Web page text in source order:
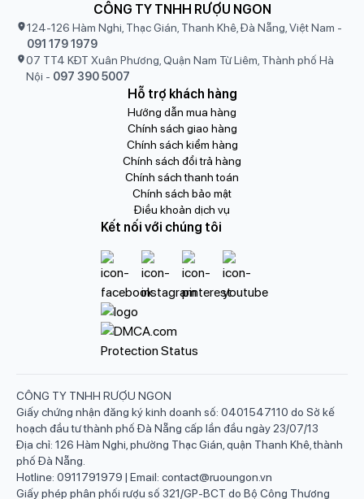
CÔNG TY TNHH RƯỢU NGON
124-126 Hàm Nghi, Thạc Gián, Thanh Khê, Đà Nẵng, Việt Nam -
091 179 1979
07 TT4 KĐT Xuân Phương, Quận Nam Từ Liêm, Thành phố Hà
Nội - 097 390 5007
Hỗ trợ khách hàng
Hướng dẫn mua hàng
Chính sách giao hàng
Chính sách kiểm hàng
Chính sách đổi trả hàng
Chính sách thanh toán
Chính sách bảo mật
Điều khoản dịch vụ
Kết nối với chúng tôi
CÔNG TY TNHH RƯỢU NGON
Giấy chứng nhận đăng ký kinh doanh số: 0401547110 do Sở kế
hoạch đầu tư thành phố Đà Nẵng cấp lần đầu ngày 23/07/13
Địa chỉ: 126 Hàm Nghi, phường Thạc Gián, quận Thanh Khê, thành
phố Đà Nẵng.
Hotline: 0911791979 | Email: contact@ruoungon.vn
Giấy phép phân phối rượu số 321/GP-BCT do Bộ Công Thương